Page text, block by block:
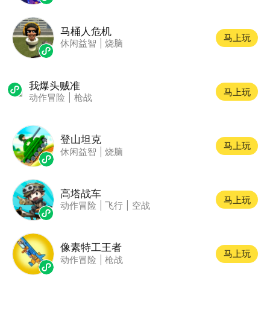
马桶人危机
休闲益智 烧脑
马上玩
我爆头贼准
动作冒险 枪战
马上玩
登山坦克
休闲益智 烧脑
马上玩
高塔战车
动作冒险 飞行 空战
马上玩
像素特工王者
动作冒险 枪战
马上玩